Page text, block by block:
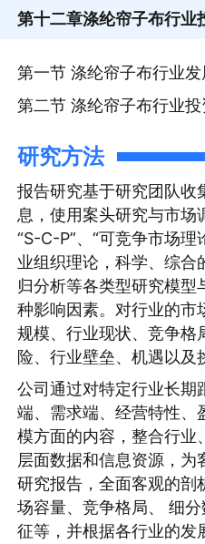
第十二章涤纶帘子布行业
第一节 涤纶帘子布行业
第二节 涤纶帘子布行业投
研究方法
报告研究基于研究团队收
息，使用案头研究与市场
“S-C-P”、“可竞争市场理
业组织理论，科学、综合
归分析等各类型研究模型
种影响因素。对行业的市
规模、行业现状、竞争格
险、行业壁垒、机遇以及
公司通过对特定行业长期
端、需求端、经营特性、
模方面的内容，整合行业
层面数据和信息资源，为
研究报告，全面客观的剖
场容量、竞争格局、 细
征等，并根据各行业的发